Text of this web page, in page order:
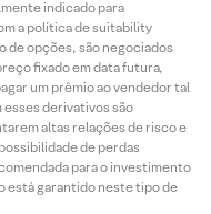
indicado para
a política de suitability
de opções, são negociados
fixado em data futura,
um prêmio ao vendedor tal
derivativos são
altas relações de risco e
de perdas
para o investimento
está garantido neste tipo de